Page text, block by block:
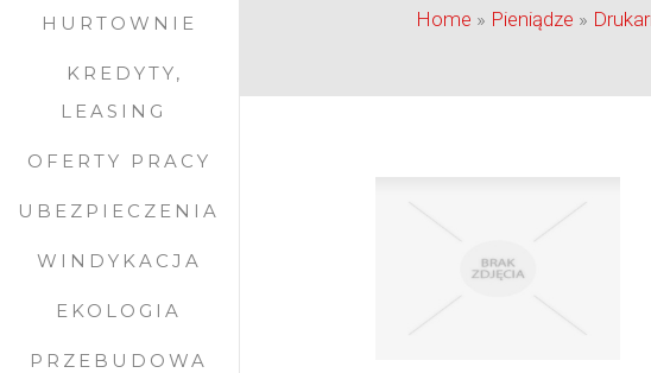
HURTOWNIE
KREDYTY,
LEASING
OFERTY PRACY
UBEZPIECZENIA
WINDYKACJA
EKOLOGIA
PRZEBUDOWA
Home » Pieniądze »